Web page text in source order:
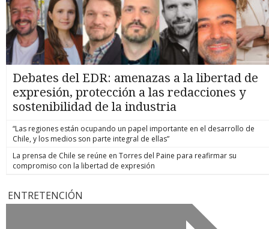
Debates del EDR: amenazas a la libertad de
expresión, protección a las redacciones y
sostenibilidad de la industria
“Las regiones están ocupando un papel importante en el desarrollo de
Chile, y los medios son parte integral de ellas”
La prensa de Chile se reúne en Torres del Paine para reafirmar su
compromiso con la libertad de expresión
ENTRETENCIÓN